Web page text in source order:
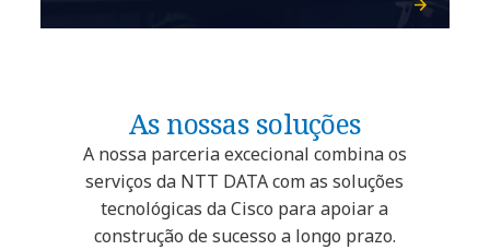
As nossas soluções
A nossa parceria excecional combina os
serviços da NTT DATA com as soluções
tecnológicas da Cisco para apoiar a
construção de sucesso a longo prazo.